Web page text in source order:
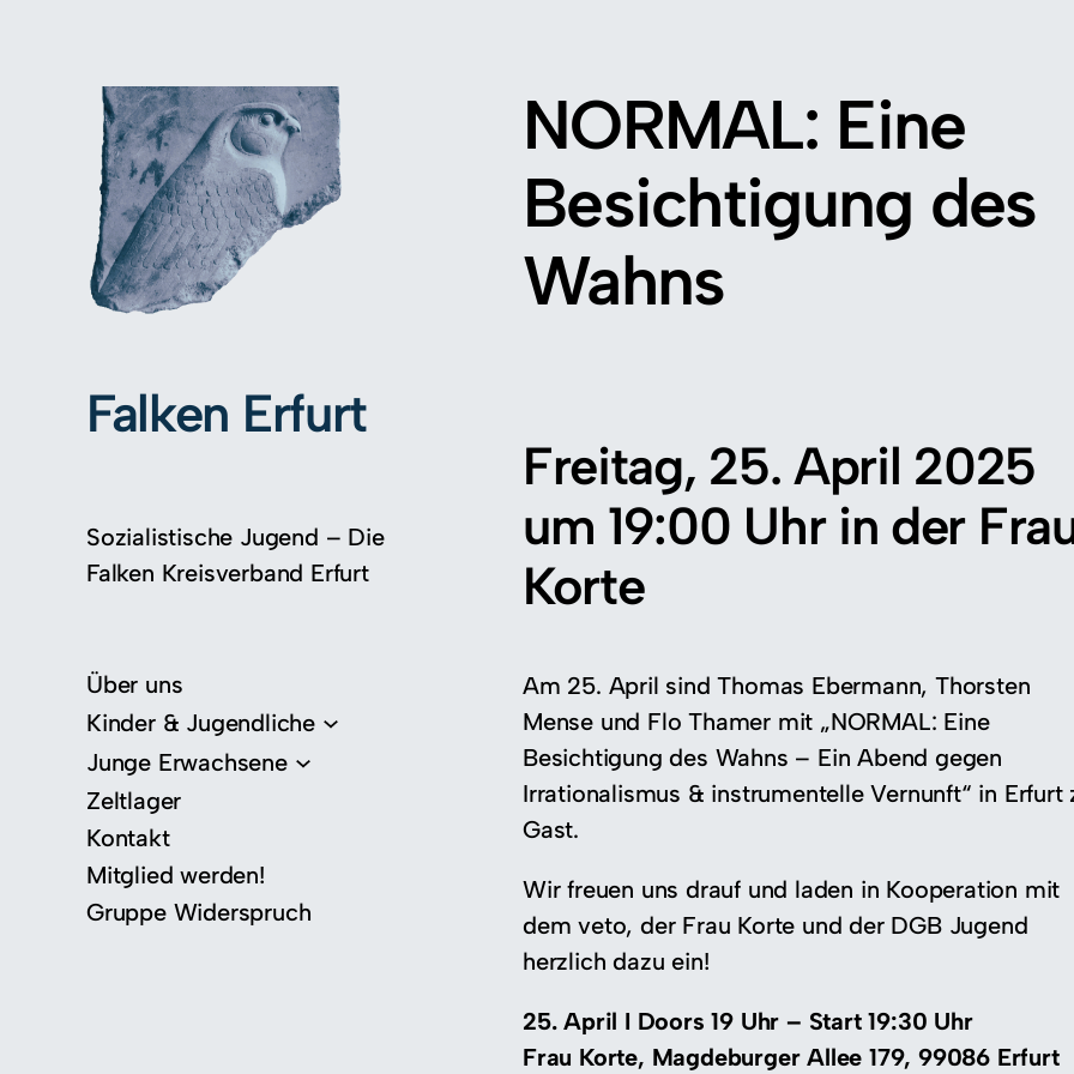
Falken Erfurt
Sozialistische Jugend – Die
Falken Kreisverband Erfurt
Über uns
Kinder & Jugendliche
Junge Erwachsene
Zeltlager
Kontakt
Mitglied werden!
Gruppe Widerspruch
NORMAL: Eine
Besichtigung des
Wahns
Freitag, 25. April 2025
um 19:00 Uhr in der
Korte
Am 25. April sind Thomas Ebermann, Thorsten
Mense und Flo Thamer mit „NORMAL: Eine
Besichtigung des Wahns – Ein Abend gegen
Irrationalismus & instrumentelle Vernunft“ in Erfurt
Gast.
Wir freuen uns drauf und laden in Kooperation mit
dem veto, der Frau Korte und der DGB Jugend
herzlich dazu ein!
25. April I Doors 19 Uhr – Start 19:30 Uhr
Frau Korte, Magdeburger Allee 179, 99086 Erfurt